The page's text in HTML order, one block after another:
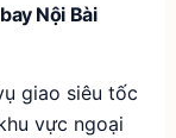
Nội Bài
giao siêu tốc
vực ngoại